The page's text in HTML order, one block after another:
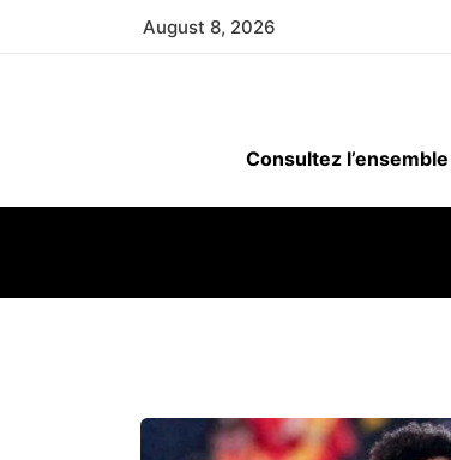
August 8, 2026
Consultez